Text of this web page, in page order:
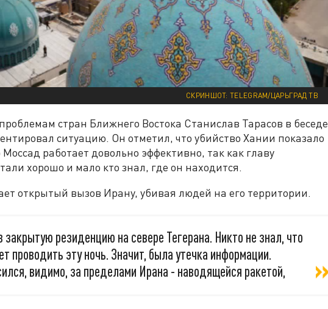
СКРИНШОТ: TELEGRAM/ЦАРЬГРАД ТВ
стран Ближнего Востока Станислав Тарасов в беседе
ситуацию. Он отметил, что убийство Хании показало
работает довольно эффективно, так как главу
хорошо и мало кто знал, где он находится.
открытый вызов Ирану, убивая людей на его территории.
резиденцию на севере Тегерана. Никто не знал, что
проводить эту ночь. Значит, была утечка информации.
видимо, за пределами Ирана - наводящейся ракетой,